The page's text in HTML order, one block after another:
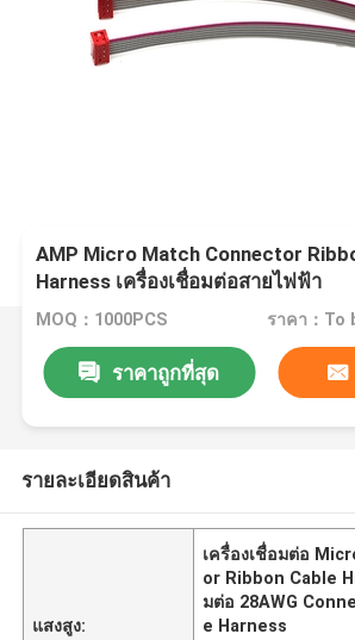
AMP Micro Match Connector
Harness เครื่องเชื่อมต่อสายไฟฟ้า
MOQ：1000PCS ราคา：To
ราคาถูกที่สุด
รายละเอียดสินค้า
แสงสูง:
เครื่องเชื่อมต่อ
or Ribbon Cable
มต่อ 28AWG
e Harness